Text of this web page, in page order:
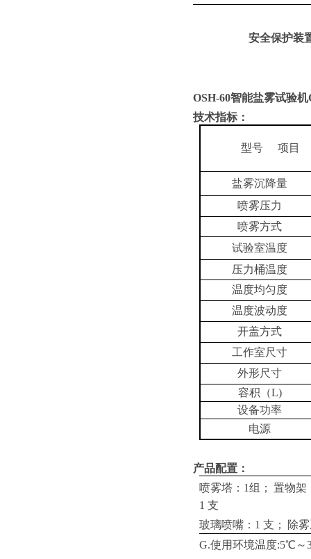
安全保护装
OSH-60智能盐雾试验机
技术指标：
型号 项目
盐雾沉降量
喷雾压力
喷雾方式
试验室温度
压力桶温度
温度均匀度
温度波动度
开盖方式
工作室尺寸
外形尺寸
容积（L)
设备功率
电源
产品配置：
喷雾塔：1组； 置物架
1 支
玻璃喷嘴：1 支；
除
G.使用环境温度:5℃～